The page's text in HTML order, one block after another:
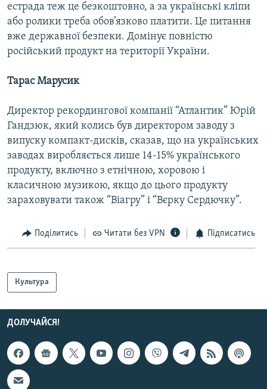
естрада теж це безкоштовно, а за українські кліпи
або ролики треба обов’язково платити. Це питання
вже державної безпеки. Домінує повністю
російський продукт на території України.
Тарас Марусик
Директор рекордингової компанії “Атлантик” Юрій
Гандзюк, який колись був директором заводу з
випуску компакт-дисків, сказав, що на українських
заводах виробляється лише 14-15% українського
продукту, включно з етнічною, хоровою і
класичною музикою, якщо до цього продукту
зараховувати також “Віагру” і “Вєрку Сердючку”.
Поділитись Читати без VPN Підписатись
Культура
ДОЛУЧАЙСЯ!